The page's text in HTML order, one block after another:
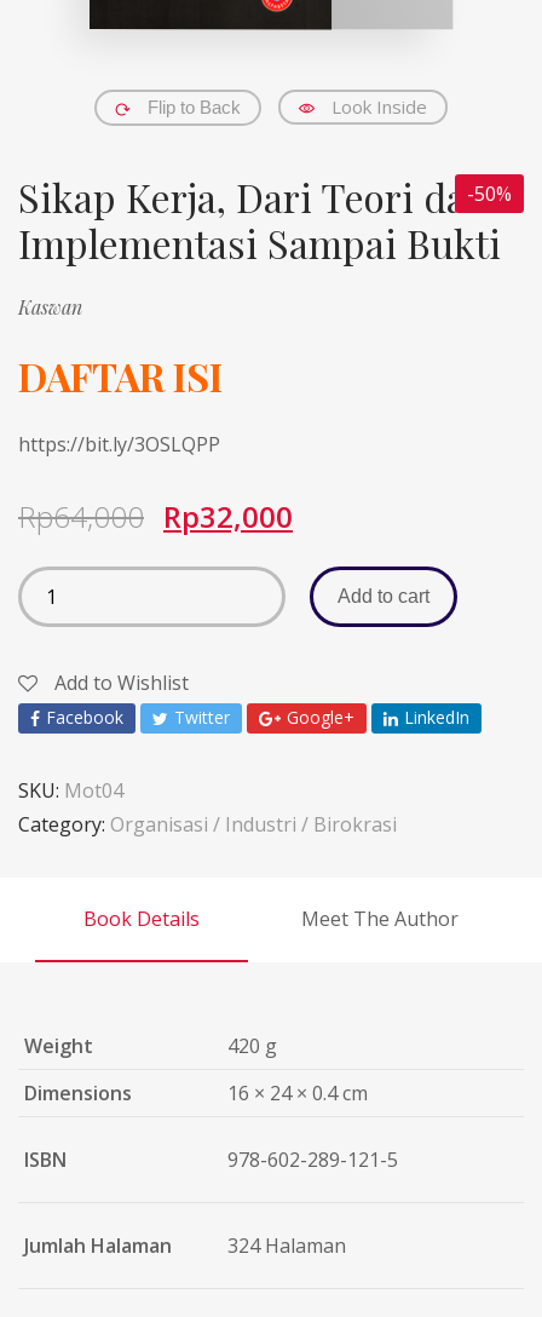
Flip to Back Look Inside
-50%
Sikap Kerja, Dari Teori dan
Implementasi Sampai Bukti
Kaswan
DAFTAR ISI
https://bit.ly/3OSLQPP
Rp64,000 Rp32,000
Add to cart
Add to Wishlist
Facebook Twitter Google+ LinkedIn
SKU: Mot04
Category: Organisasi / Industri / Birokrasi
Book Details Meet The Author
Weight
420 g
Dimensions
16 × 24 × 0.4 cm
ISBN 978-602-289-121-5
Jumlah Halaman 324 Halaman